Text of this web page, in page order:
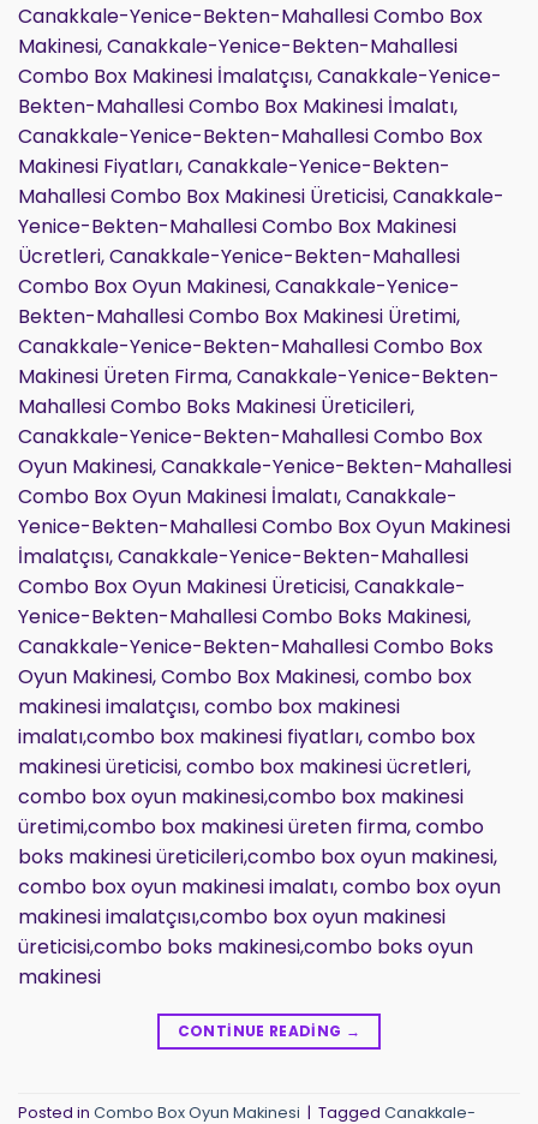
Canakkale-Yenice-Bekten-Mahallesi Combo Box
Makinesi, Canakkale-Yenice-Bekten-Mahallesi
Combo Box Makinesi İmalatçısı, Canakkale-Yenice-
Bekten-Mahallesi Combo Box Makinesi İmalatı,
Canakkale-Yenice-Bekten-Mahallesi Combo Box
Makinesi Fiyatları, Canakkale-Yenice-Bekten-
Mahallesi Combo Box Makinesi Üreticisi, Canakkale-
Yenice-Bekten-Mahallesi Combo Box Makinesi
Ücretleri, Canakkale-Yenice-Bekten-Mahallesi
Combo Box Oyun Makinesi, Canakkale-Yenice-
Bekten-Mahallesi Combo Box Makinesi Üretimi,
Canakkale-Yenice-Bekten-Mahallesi Combo Box
Makinesi Üreten Firma, Canakkale-Yenice-Bekten-
Mahallesi Combo Boks Makinesi Üreticileri,
Canakkale-Yenice-Bekten-Mahallesi Combo Box
Oyun Makinesi, Canakkale-Yenice-Bekten-Mahallesi
Combo Box Oyun Makinesi İmalatı, Canakkale-
Yenice-Bekten-Mahallesi Combo Box Oyun Makinesi
İmalatçısı, Canakkale-Yenice-Bekten-Mahallesi
Combo Box Oyun Makinesi Üreticisi, Canakkale-
Yenice-Bekten-Mahallesi Combo Boks Makinesi,
Canakkale-Yenice-Bekten-Mahallesi Combo Boks
Oyun Makinesi, Combo Box Makinesi, combo box
makinesi imalatçısı, combo box makinesi
imalatı,combo box makinesi fiyatları, combo box
makinesi üreticisi, combo box makinesi ücretleri,
combo box oyun makinesi,combo box makinesi
üretimi,combo box makinesi üreten firma, combo
boks makinesi üreticileri,combo box oyun makinesi,
combo box oyun makinesi imalatı, combo box oyun
makinesi imalatçısı,combo box oyun makinesi
üreticisi,combo boks makinesi,combo boks oyun
makinesi
CONTINUE READING →
Posted in Combo Box Oyun Makinesi | Tagged Canakkale-